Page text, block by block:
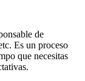
de
Es un proceso
que necesitas